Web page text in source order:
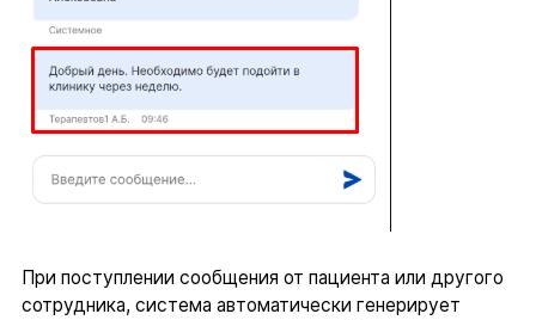
При поступлении сообщения от пациента или другого
сотрудника, система автоматически генерирует